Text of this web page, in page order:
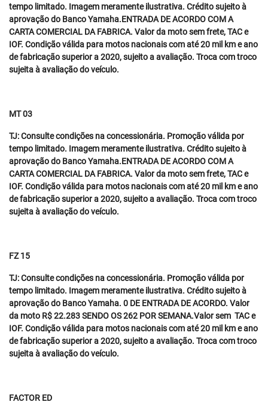
tempo limitado. Imagem meramente ilustrativa. Crédito sujeito à
aprovação do Banco Yamaha.ENTRADA DE ACORDO COM A
CARTA COMERCIAL DA FABRICA. Valor da moto sem frete, TAC e
IOF. Condição válida para motos nacionais com até 20 mil km e ano
de fabricação superior a 2020, sujeito a avaliação. Troca com troco
sujeita à avaliação do veículo.
MT 03
TJ: Consulte condições na concessionária. Promoção válida por
tempo limitado. Imagem meramente ilustrativa. Crédito sujeito à
aprovação do Banco Yamaha.ENTRADA DE ACORDO COM A
CARTA COMERCIAL DA FABRICA. Valor da moto sem frete, TAC e
IOF. Condição válida para motos nacionais com até 20 mil km e ano
de fabricação superior a 2020, sujeito a avaliação. Troca com troco
sujeita à avaliação do veículo.
FZ 15
TJ: Consulte condições na concessionária. Promoção válida por
tempo limitado. Imagem meramente ilustrativa. Crédito sujeito à
aprovação do Banco Yamaha. 0 DE ENTRADA DE ACORDO. Valor
da moto R$ 22.283 SENDO OS 262 POR SEMANA.Valor sem TAC e
IOF. Condição válida para motos nacionais com até 20 mil km e ano
de fabricação superior a 2020, sujeito a avaliação. Troca com troco
sujeita à avaliação do veículo.
FACTOR ED